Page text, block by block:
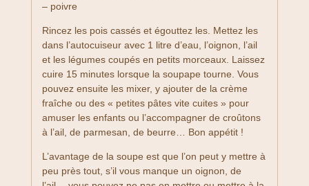
– poivre
Rincez les pois cassés et égouttez les. Mettez les
dans l’autocuiseur avec 1 litre d’eau, l’oignon, l’ail
et les légumes coupés en petits morceaux. Laissez
cuire 15 minutes lorsque la soupape tourne. Vous
pouvez ensuite les mixer, y ajouter de la crème
fraîche ou des « petites pâtes vite cuites » pour
amuser les enfants ou l’accompagner de croûtons
à l’ail, de parmesan, de beurre… Bon appétit !
L’avantage de la soupe est que l’on peut y mettre à
peu près tout, s’il vous manque un oignon, de